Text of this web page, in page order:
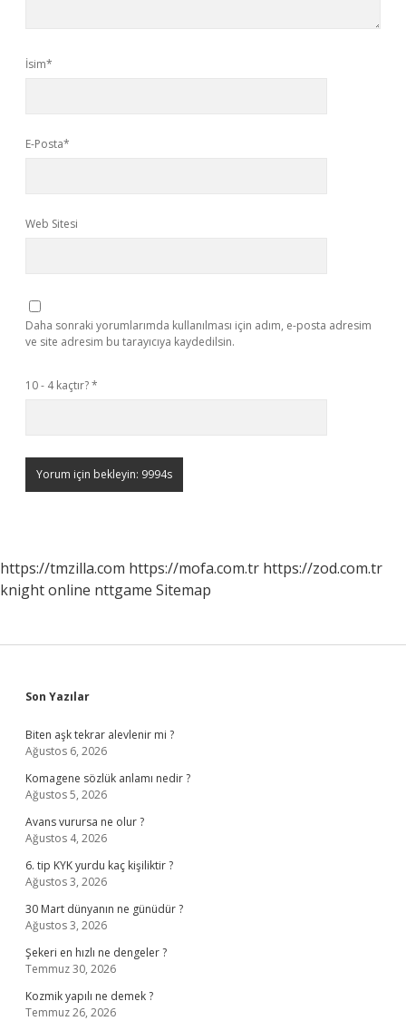
İsim*
E-Posta*
Web Sitesi
Daha sonraki yorumlarımda kullanılması için adım, e-posta adresim
ve site adresim bu tarayıcıya kaydedilsin.
10 - 4 kaçtır?*
https://tmzilla.com https://mofa.com.tr https://zod.com.tr
knight online nttgame Sitemap
Sidebar
Son Yazılar
Biten aşk tekrar alevlenir mi ?
Ağustos 6, 2026
Komagene sözlük anlamı nedir ?
Ağustos 5, 2026
Avans vurursa ne olur ?
Ağustos 4, 2026
6. tip KYK yurdu kaç kişiliktir ?
Ağustos 3, 2026
30 Mart dünyanın ne günüdür ?
Ağustos 3, 2026
Şekeri en hızlı ne dengeler ?
Temmuz 30, 2026
Kozmik yapılı ne demek ?
Temmuz 26, 2026